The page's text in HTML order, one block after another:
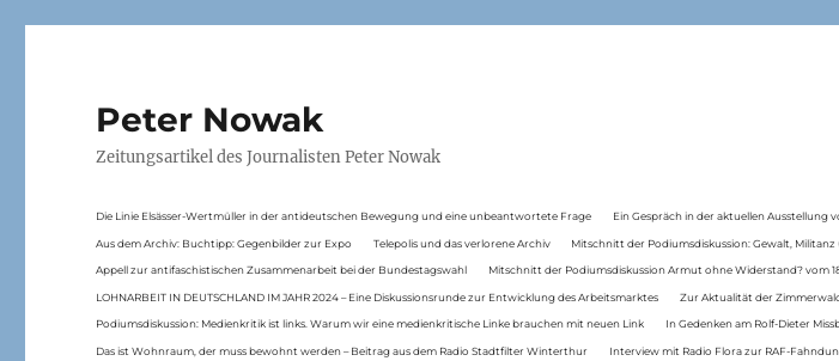
Peter Nowak
Zeitungsartikel des Journalisten Peter Nowak
Die Linie Elsässer-Wertmüller in der antideutschen Bewegung und eine unbeantwortete Frage Ein Gespräch in der aktuellen Ausstellung
Aus dem Archiv: Buchtipp: Gegenbilder zur Expo Telepolis und das verlorene Archiv Mitschnitt der Podiumsdiskussion: Gewalt, Militanz
Appell zur antifaschistischen Zusammenarbeit bei der Bundestagswahl Mitschnitt der Podiumsdiskussion Armut ohne Widerstand? vom
LOHNARBEIT IN DEUTSCHLAND IM JAHR 2024 – Eine Diskussionsrunde zur Entwicklung des Arbeitsmarktes Zur Aktualität der
Podiumsdiskussion: Medienkritik ist links. Warum wir eine medienkritische Linke brauchen mit neuen Link In Gedenken am Rolf-Dieter
Das ist Wohnraum, der muss bewohnt werden – Beitrag aus dem Radio Stadtfilter Winterthur Interview mit Radio Flora zur RAF-